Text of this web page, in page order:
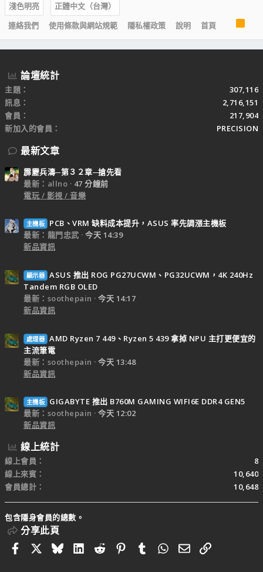
淺色明亮
正體中文（台灣）
連絡我們
使用條款與網站規範 隱私權政策 說明 首頁
S
論壇統計
主題
307,116
訊息
2,716,151
會員
217,904
新加入的會員
PRECISION
最新文章
霹靂兵濤─第３２章─搶先看
最新：allno
47 分鐘前
電玩 / 影視 / 音樂
主機板
PCB、VRM 缺料成本提升，ASUS 率先調漲主機板
最新：龍門忠武
今天 14:39
新品資訊
顯示器 ASUS 推出 ROG PG27UCWM、PG32UCWM，4K 240Hz
Tandem RGB OLED
最新：soothepain
今天 14:17
新品資訊
處理器 AMD Ryzen 7 449、Ryzen 5 439 拿掉 NPU 主打更便宜的
主流筆電
最新：soothepain
今天 13:48
新品資訊
主機板
GIGABYTE 推出 B760M GAMING WIFI6E DDR4 GEN5
最新：soothepain
今天 12:02
新品資訊
線上統計
線上會員
8
線上來賓
10,640
會員總計
10,648
包含隱身會員的總數。
分享此頁
FacebookBlueskyLinkedIn
RedditPinterestTumblrWhatsApp
電子郵件
連結